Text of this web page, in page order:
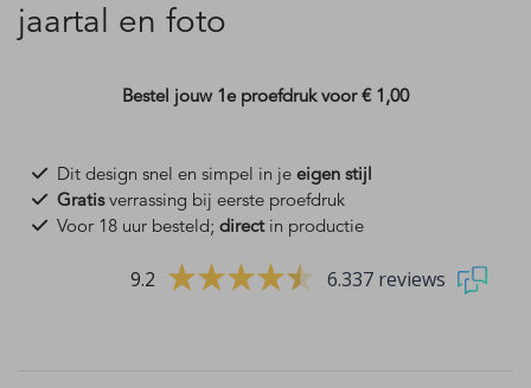
jaartal en foto
Bestel jouw 1e proefdruk voor€ 1,00
Dit design snel en simpel in je eigen stijl
Gratisverrassing bij eerste proefdruk
Voor 18 uur besteld; directin productie
9.2 6.337 reviews